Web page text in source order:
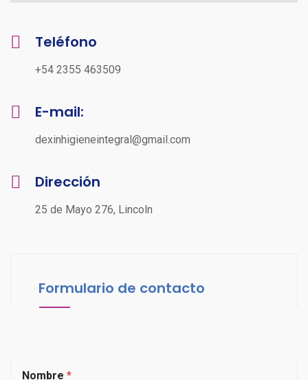
Teléfono
+54 2355 463509
E-mail:
dexinhigieneintegral@gmail.com
Dirección
25 de Mayo 276, Lincoln
Formulario de contacto
Nombre *